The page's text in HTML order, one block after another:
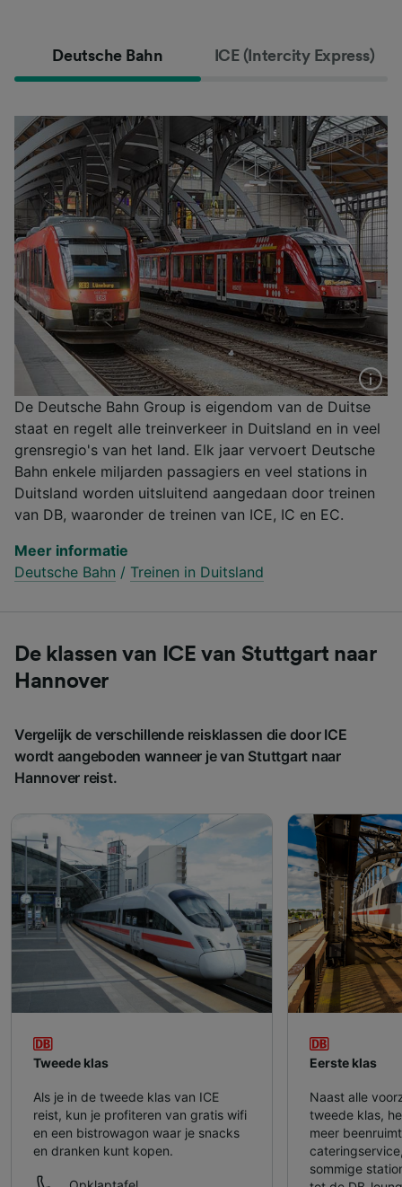
Deutsche Bahn ICE (Intercity Express)
De Deutsche Bahn Group is eigendom van de Duitse
staat en regelt alle treinverkeer in Duitsland en in veel
grensregio's van het land. Elk jaar vervoert Deutsche
Bahn enkele miljarden passagiers en veel stations in
Duitsland worden uitsluitend aangedaan door treinen
van DB, waaronder de treinen van ICE, IC en EC.
Meer informatie
Deutsche Bahn / Treinen in Duitsland
De klassen van ICE van Stuttgart naar
Hannover
Vergelijk de verschillende reisklassen die door ICE
wordt aangeboden wanneer je van Stuttgart naar
Hannover reist.
Tweede klas
Als je in de tweede klas van ICE
reist, kun je profiteren van gratis wifi
en een bistrowagon waar je snacks
en dranken kunt kopen.
Eerste klas
Naast alle
tweede klas,
meer
sommige